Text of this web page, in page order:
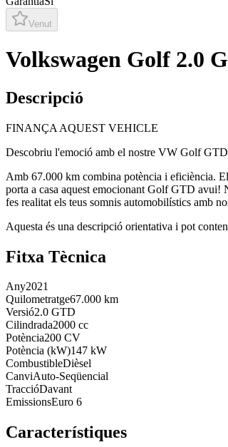
Venut
Volkswagen Golf 2.0
Descripció
FINANÇA AQUEST VEHICLE
Descobriu l'emoció amb el nostre VW Golf
Amb 67.000 km combina potència i eficiència.
porta a casa aquest emocionant Golf GTD avui!
fes realitat els teus somnis automobilístics amb
Aquesta és una descripció orientativa i pot
Fitxa Tècnica
Any2021
Quilometratge67.000 km
Versió2.0 GTD
Cilindrada2000 cc
Potència200 CV
Potència (kW)147 kW
CombustibleDièsel
CanviAuto-Seqüencial
TraccióDavant
EmissionsEuro 6
Característiques